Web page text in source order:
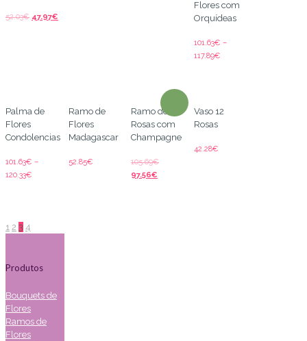
52.03€ 47.97€
Flores com
Orquídeas
101.63€ –
117.89€
Palma de
Flores
Condolencias
101.63€ –
120.33€
Ramo de
Flores
Madagascar
52.85€
Ramo de
Rosas com
Champagne
105.69€
97.56€
Vaso 12
Rosas
42.28€
1 2 3 4
Produtos
Bouquets de
Flores
Ramos de
Flores